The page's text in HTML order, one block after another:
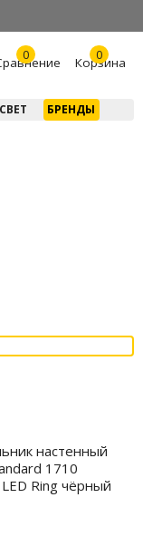
0 0
Корзина
БРЕНДЫ